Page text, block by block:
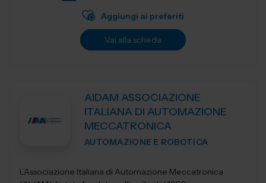
Aggiungi ai preferiti
Vai alla scheda
AIDAM ASSOCIAZIONE
ITALIANA DI AUTOMAZIONE
MECCATRONICA
AUTOMAZIONE E ROBOTICA
L’Associazione Italiana di Automazione Meccatronica